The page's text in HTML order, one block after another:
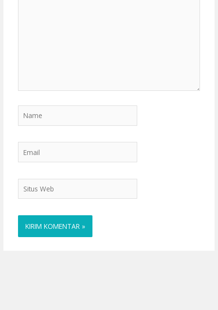
Name
Situs
Web